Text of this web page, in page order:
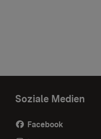
Soziale Medien
Facebook